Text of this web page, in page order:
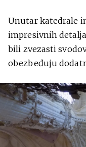
Unutar katedrale
impresivnih
bili zvezasti
obezbeđuju